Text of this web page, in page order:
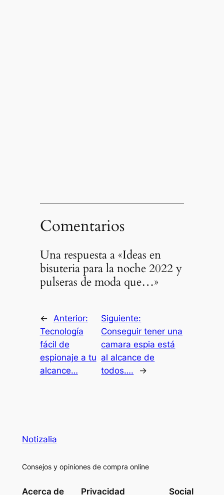
Comentarios
Una respuesta a «Ideas en
bisuteria para la noche 2022 y
pulseras de moda que…»
←
Anterior:
Tecnología
fácil de
espionaje a tu
alcance…
Siguiente:
Conseguir tener una
camara espia está
al alcance de
todos….
→
Notizalia
Consejos y opiniones de compra online
Acerca de Privacidad Social